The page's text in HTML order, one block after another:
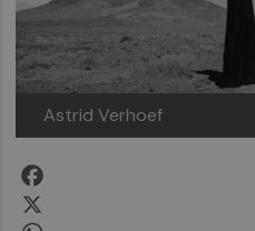
Astrid Verhoef